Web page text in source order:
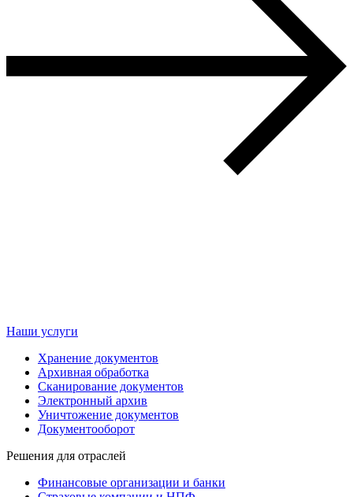
Наши услуги
Хранение документов
Архивная обработка
Сканирование документов
Электронный архив
Уничтожение документов
Документооборот
Решения для отраслей
Финансовые организации и банки